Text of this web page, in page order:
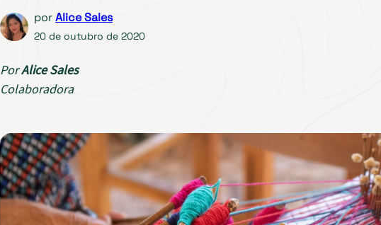
porAlice Sales
20 de outubro de 2020
PorAlice Sales
Colaboradora